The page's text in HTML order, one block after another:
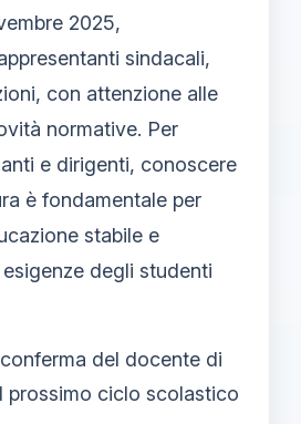
2025,
sindacali,
con attenzione alle
normative. Per
e dirigenti, conoscere
è fondamentale per
stabile e
degli studenti
del docente di
prossimo ciclo scolastico